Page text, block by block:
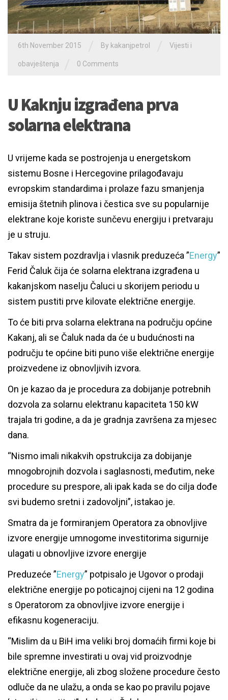
6th November 2015 By kakanjpetrol Vijesti i
obavještenja 0 Comments
U Kaknju izgrađena prva
solarna elektrana
U vrijeme kada se postrojenja u energetskom
sistemu Bosne i Hercegovine prilagođavaju
evropskim standardima i prolaze fazu smanjenja
emisija štetnih plinova i čestica sve su popularnije
elektrane koje koriste sunčevu energiju i pretvaraju
je u struju.
Takav sistem pozdravlja i vlasnik preduzeća ”Energy”
Ferid Čaluk čija će solarna elektrana izgrađena u
kakanjskom naselju Čaluci u skorijem periodu u
sistem pustiti prve kilovate električne energije.
To će biti prva solarna elektrana na području općine
Kakanj, ali se Čaluk nada da će u budućnosti na
području te općine biti puno više električne energije
proizvedene iz obnovljivih izvora.
On je kazao da je procedura za dobijanje potrebnih
dozvola za solarnu elektranu kapaciteta 150 kW
trajala tri godine, a da je gradnja završena za mjesec
dana.
“Nismo imali nikakvih opstrukcija za dobijanje
mnogobrojnih dozvola i saglasnosti, međutim, neke
procedure su prespore, ali ipak kada se do cilja dođe
svi budemo sretni i zadovoljni”, istakao je.
Smatra da je formiranjem Operatora za obnovljive
izvore energije umnogome investitorima sigurnije
ulagati u obnovljive izvore energije
Preduzeće ”Energy” potpisalo je Ugovor o prodaji
električne energije po poticajnoj cijeni na 12 godina
s Operatorom za obnovljive izvore energije i
efikasnu kogeneraciju.
“Mislim da u BiH ima veliki broj domaćih firmi koje bi
bile spremne investirati u ovaj vid proizvodnje
električne energije, ali zbog složene procedure često
odluče da ne ulažu, a onda se kao po pravilu pojave